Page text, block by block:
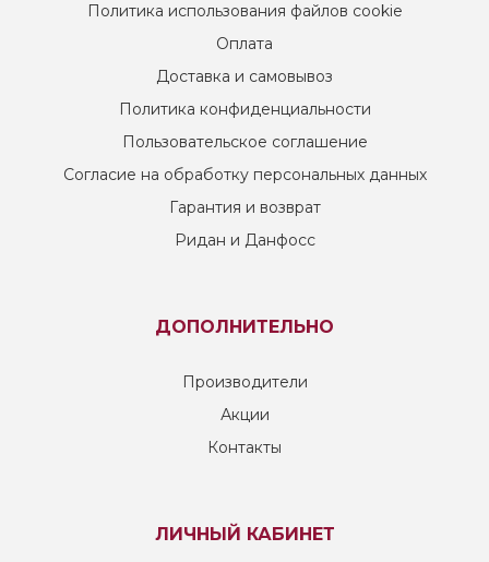
Политика использования файлов cookie
Оплата
Доставка и самовывоз
Политика конфиденциальности
Пользовательское соглашение
Согласие на обработку персональных данных
Гарантия и возврат
Ридан и Данфосс
ДОПОЛНИТЕЛЬНО
Производители
Акции
Контакты
ЛИЧНЫЙ КАБИНЕТ